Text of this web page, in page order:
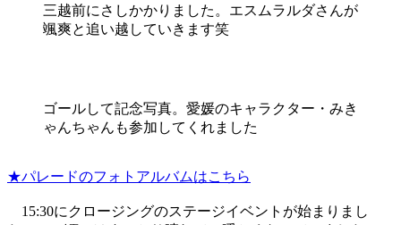
三越前にさしかかりました。エスムラルダさんが
颯爽と追い越していきます笑
ゴールして記念写真。愛媛のキャラクター・みき
ゃんちゃんも参加してくれました
★パレードのフォトアルバムはこちら
15:30にクロージングのステージイベントが始まりまし